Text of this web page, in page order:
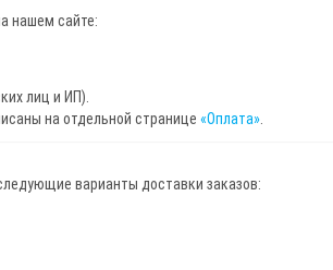
нашем сайте:
лиц и ИП).
на отдельной странице «Оплата»
варианты доставки заказов: